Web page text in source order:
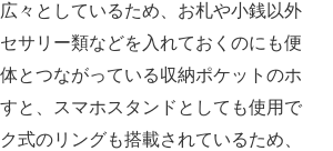
々としているため、お札や小銭以外
サリー類などを入れておくのにも便
とつながっている収納ポケットのホ
と、スマホスタンドとしても使用で
式のリングも搭載されているため、